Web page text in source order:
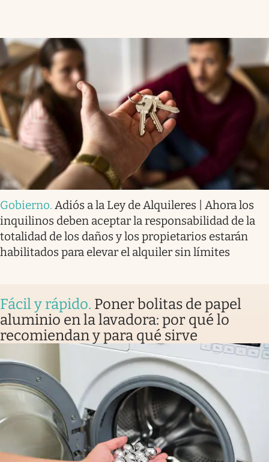
Gobierno. Adiós a la Ley de Alquileres | Ahora los
inquilinos deben aceptar la responsabilidad de la
totalidad de los daños y los propietarios estarán
habilitados para elevar el alquiler sin límites
Fácil y rápido. Poner bolitas de papel
aluminio en la lavadora: por qué lo
recomiendan y para qué sirve